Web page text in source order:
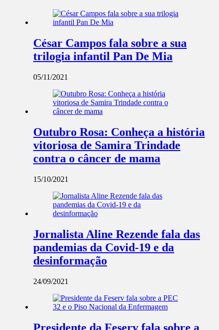
César Campos fala sobre a sua
trilogia infantil Pan De Mia
05/11/2021
Outubro Rosa: Conheça a história
vitoriosa de Samira Trindade
contra o câncer de mama
15/10/2021
Jornalista Aline Rezende fala das
pandemias da Covid-19 e da
desinformação
24/09/2021
Presidente da Feserv fala sobre a